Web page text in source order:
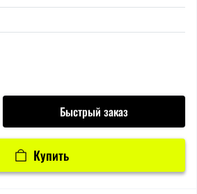
Быстрый заказ
Купить